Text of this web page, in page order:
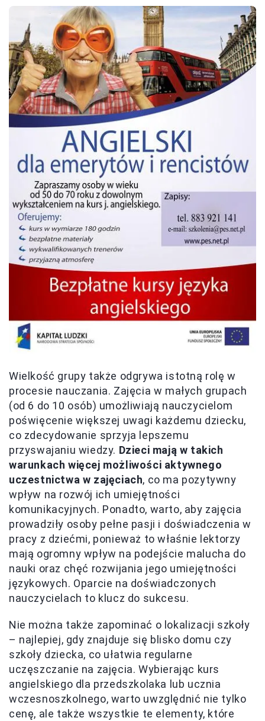
Wielkość grupy także odgrywa istotną rolę w
procesie nauczania. Zajęcia w małych grupach
(od 6 do 10 osób) umożliwiają nauczycielom
poświęcenie większej uwagi każdemu dziecku,
co zdecydowanie sprzyja lepszemu
przyswajaniu wiedzy. Dzieci mają w takich
warunkach więcej możliwości aktywnego
uczestnictwa w zajęciach, co ma pozytywny
wpływ na rozwój ich umiejętności
komunikacyjnych. Ponadto, warto, aby zajęcia
prowadziły osoby pełne pasji i doświadczenia w
pracy z dziećmi, ponieważ to właśnie lektorzy
mają ogromny wpływ na podejście malucha do
nauki oraz chęć rozwijania jego umiejętności
językowych. Oparcie na doświadczonych
nauczycielach to klucz do sukcesu.
Nie można także zapominać o lokalizacji szkoły
– najlepiej, gdy znajduje się blisko domu czy
szkoły dziecka, co ułatwia regularne
uczęszczanie na zajęcia. Wybierając kurs
angielskiego dla przedszkolaka lub ucznia
wczesnoszkolnego, warto uwzględnić nie tylko
cenę, ale także wszystkie te elementy, które